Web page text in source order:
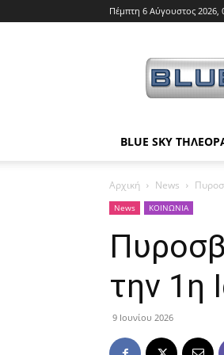
Πέμπτη 6 Αύγουστος 2026,
BLUE SKY
Αρχική News
News ΚΟΙΝΩΝΙΑ
την 1η
9 Ιουνίου 2026